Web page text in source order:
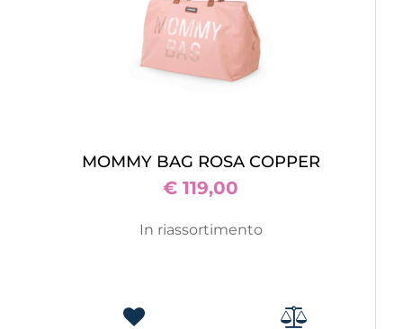
MOMMY BAG ROSA COPPER
€ 119,00
In riassortimento